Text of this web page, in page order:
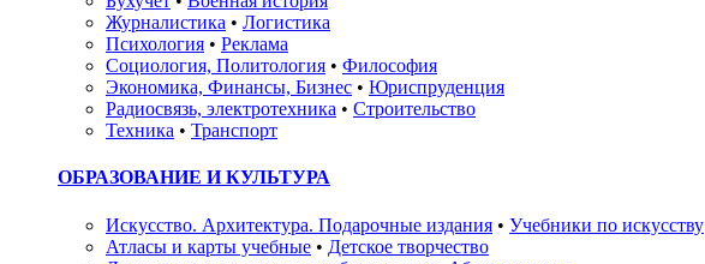
Журналистика • Логистика
Психология • Реклама
Социология, Политология • Философия
Экономика, Финансы, Бизнес • Юриспруденция
Радиосвязь, электротехника • Строительство
Техника • Транспорт
ОБРАЗОВАНИЕ И КУЛЬТУРА
Искусство. Архитектура. Подарочные издания • Учебники по искусству
Атласы и карты учебные • Детское творчество